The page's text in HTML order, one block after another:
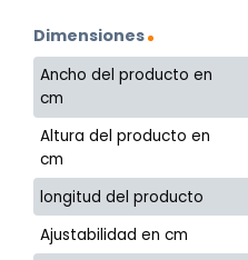
Dimensiones
Ancho del producto en
cm
Altura del producto en
cm
longitud del producto
Ajustabilidad en cm